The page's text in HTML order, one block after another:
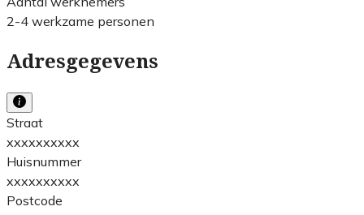
2-4 werkzame personen
Adresgegevens
Straat
xxxxxxxxxx
Huisnummer
xxxxxxxxxx
Postcode